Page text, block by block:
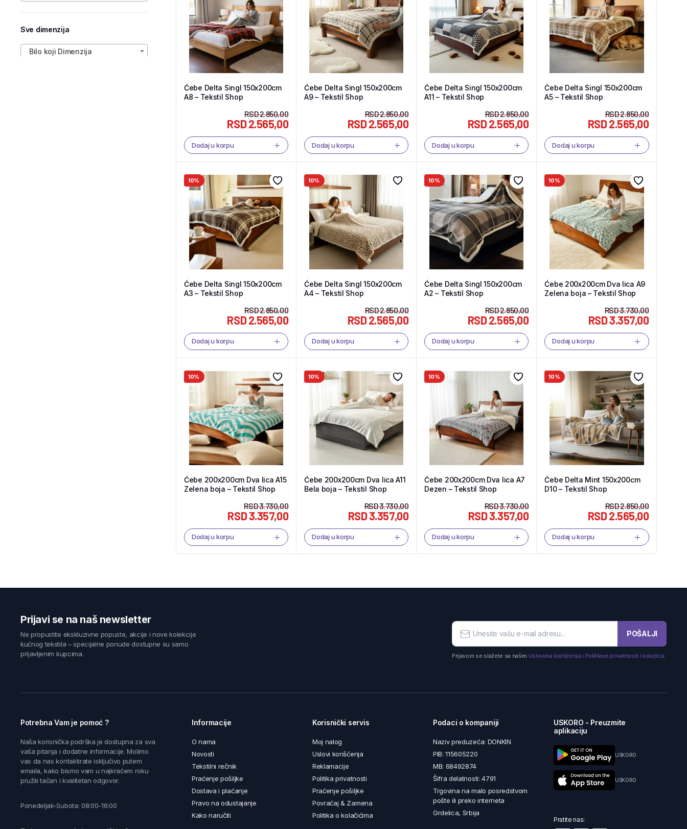
Ćebe Delta Singl 150x200cm
A8 – Tekstil Shop
RSD2.850,00
RSD2.565,00
Dodaj u korpu
Ćebe Delta Singl 150x200cm
A9 – Tekstil Shop
RSD2.850,00
RSD2.565,00
Dodaj u korpu
Ćebe Delta Singl 150x200cm
A11 – Tekstil Shop
RSD2.850,00
RSD2.565,00
Dodaj u korpu
Ćebe Delta Singl 150x200cm
A5 – Tekstil Shop
RSD2.850,00
RSD2.565,00
Dodaj u korpu
10%
Ćebe Delta Singl 150x200cm
A3 – Tekstil Shop
RSD2.850,00
RSD2.565,00
Dodaj u korpu
10%
Ćebe Delta Singl 150x200cm
A4 – Tekstil Shop
RSD2.850,00
RSD2.565,00
Dodaj u korpu
10%
Ćebe Delta Singl 150x200cm
A2 – Tekstil Shop
RSD2.850,00
RSD2.565,00
Dodaj u korpu
10%
Ćebe 200x200cm Dva lica A9
Zelena boja – Tekstil Shop
RSD3.730,00
RSD3.357,00
Dodaj u korpu
10%
Ćebe 200x200cm Dva lica A15
Zelena boja – Tekstil Shop
RSD3.730,00
RSD3.357,00
Dodaj u korpu
10%
Ćebe 200x200cm Dva lica A11
Bela boja – Tekstil Shop
RSD3.730,00
RSD3.357,00
Dodaj u korpu
10%
Ćebe 200x200cm Dva lica A7
Dezen – Tekstil Shop
RSD3.730,00
RSD3.357,00
Dodaj u korpu
10%
Ćebe Delta Mint 150x200cm
D10 – Tekstil Shop
RSD2.850,00
RSD2.565,00
Dodaj u korpu
Sve dimenzija
Bilo koji Dimenzija
Prijavi se na naš newsletter
Ne propustite ekskluzivne popuste, akcije i nove kolekcije
kućnog tekstila – specijalne ponude dostupne su samo
prijavljenim kupcima.
POŠALJI
Prijavom se slažete sa našim Uslovima korišćenja i Politikom privatnosti i kolačića.
Potrebna Vam je pomoć ?
Naša korisnička podrška je dostupna za sva
vaša pitanja i dodatne informacije. Molimo
vas da nas kontaktirate isključivo putem
emaila, kako bismo vam u najkraćem roku
pružili tačan i kvalitetan odgovor.
Ponedeljak-Subota: 08:00-16:00
Informacije
O nama
Novosti
Tekstilni rečnik
Praćenje pošiljke
Dostava i plaćanje
Pravo na odustajanje
Kako naručiti
Korisnički servis
Moj nalog
Uslovi korišćenja
Reklamacije
Politika privatnosti
Praćenje pošiljke
Povraćaj & Zamena
Politika o kolačićima
Podaci o kompaniji
Naziv preduzeća: DONKIN
PIB: 115605220
MB: 68492874
Šifra delatnosti: 4791
Trgovina na malo posredstvom
pošte ili preko interneta
Grdelica, Srbija
USKORO - Preuzmite
aplikaciju
USKORO
USKORO
Pratite nas: